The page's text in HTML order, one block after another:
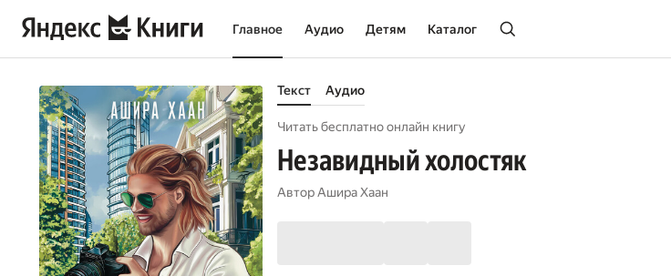
Главное Аудио Детям Каталог
Текст Аудио
Читать бесплатно онлайн книгу
Незавидный холостяк
АвторАшира Хаан